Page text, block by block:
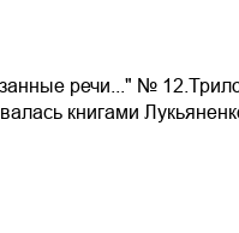
речи..." №
книгами